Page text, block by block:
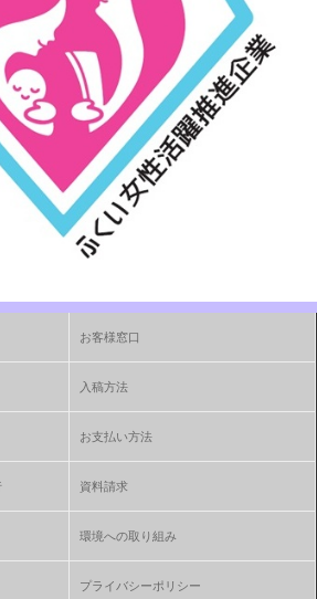
お客様窓口
入稿方法
お支払い方法
資料請求
環境への取り組み
プライバシーポリシー